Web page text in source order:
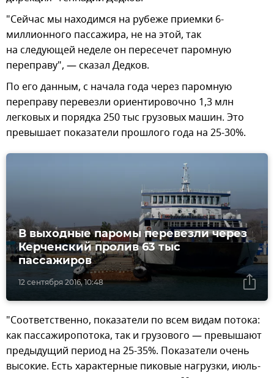
"Сейчас мы находимся на рубеже приемки 6-
миллионного пассажира, не на этой, так
на следующей неделе он пересечет паромную
переправу", — сказал Дедков.
По его данным, с начала года через паромную
переправу перевезли ориентировочно 1,3 млн
легковых и порядка 250 тыс грузовых машин. Это
превышает показатели прошлого года на 25-30%.
12 сентября 2016, 10:48
В выходные паромы перевезли через
Керченский пролив 63 тыс
пассажиров
"Соответственно, показатели по всем видам потока:
как пассажиропотока, так и грузового — превышают
предыдущий период на 25-35%. Показатели очень
высокие. Есть характерные пиковые нагрузки, июль-